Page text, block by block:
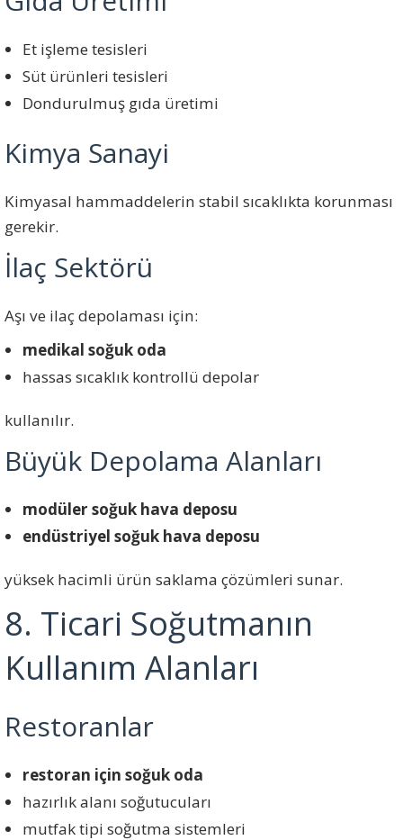
Et işleme tesisleri
Süt ürünleri tesisleri
Dondurulmuş gıda üretimi
Kimya Sanayi
Kimyasal hammaddelerin stabil sıcaklıkta korunması
gerekir.
İlaç Sektörü
Aşı ve ilaç depolaması için:
medikal soğuk oda
hassas sıcaklık kontrollü depolar
kullanılır.
Büyük Depolama Alanları
modüler soğuk hava deposu
endüstriyel soğuk hava deposu
yüksek hacimli ürün saklama çözümleri sunar.
8. Ticari Soğutmanın
Kullanım Alanları
Restoranlar
restoran için soğuk oda
hazırlık alanı soğutucuları
mutfak tipi soğutma sistemleri